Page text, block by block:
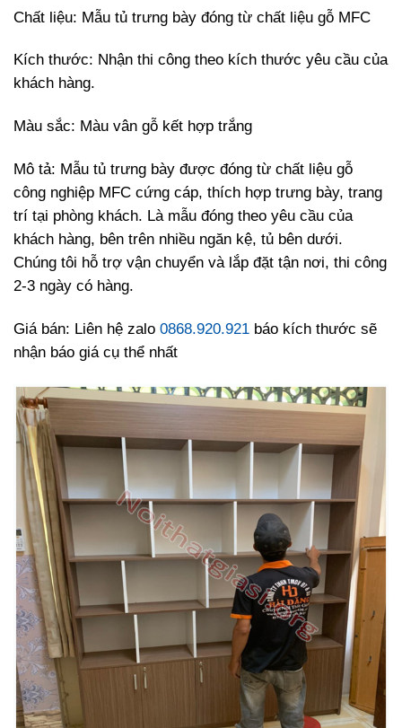
Chất liệu: Mẫu tủ trưng bày đóng từ chất liệu gỗ MFC
Kích thước: Nhận thi công theo kích thước yêu cầu của
khách hàng.
Màu sắc: Màu vân gỗ kết hợp trắng
Mô tả: Mẫu tủ trưng bày được đóng từ chất liệu gỗ
công nghiệp MFC cứng cáp, thích hợp trưng bày, trang
trí tại phòng khách. Là mẫu đóng theo yêu cầu của
khách hàng, bên trên nhiều ngăn kệ, tủ bên dưới.
Chúng tôi hỗ trợ vận chuyển và lắp đặt tận nơi, thi công
2-3 ngày có hàng.
Giá bán: Liên hệ zalo 0868.920.921 báo kích thước sẽ
nhận báo giá cụ thể nhất